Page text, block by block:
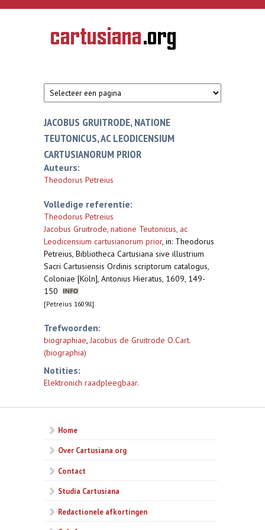
Overslaan en naar de inhoud gaan
CARTUSIANA
Geschiedenis
van de
JACOBUS GRUITRODE, NATIONE
TEUTONICUS, AC LEODICENSIUM
CARTUSIANORUM PRIOR
Auteurs:
Theodorus Petreius
Volledige referentie:
Theodorus Petreius
Jacobus Gruitrode, natione Teutonicus, ac
Leodicensium cartusianorum prior, in: Theodorus
Petreius, Bibliotheca Cartusiana sive illustrium
Sacri Cartusiensis Ordinis scriptorum catalogus,
Coloniae [Köln], Antonius Hieratus, 1609, 149-
150
[Petreius 1609ll]
Trefwoorden:
biographiae, Jacobus de Gruitrode O.Cart.
(biographia)
Notities:
Elektronich raadpleegbaar.
Home
Over Cartusiana.org
Contact
Studia Cartusiana
Redactionele afkortingen